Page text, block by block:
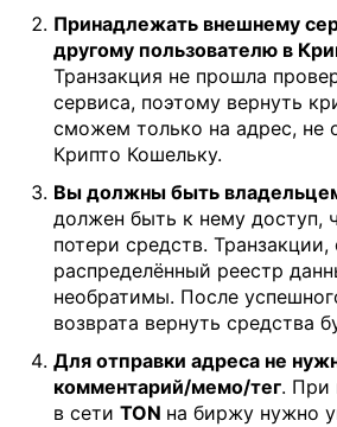
Принадлежать внешнему
другому пользователю в
Транзакция не прошла
сервиса, поэтому вернуть
сможем только на адрес, не
Крипто Кошельку.
Вы должны быть
должен быть к нему доступ,
потери средств.
распределённый реестр
необратимы. После
возврата вернуть средства
Для отправки адреса не
комментарий/мемо/тег. При
в сети TON на биржу нужно